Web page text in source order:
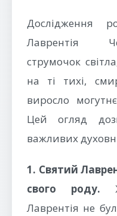
Дослідження
Лаврентія
струмочок
на ті тихі,
виросло
Цей огляд
важливих
1. Святий
свого роду.
Лаврентія не